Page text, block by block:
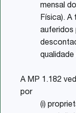
mensal
Física). A
auferidos
A MP 1.182
por
(i)